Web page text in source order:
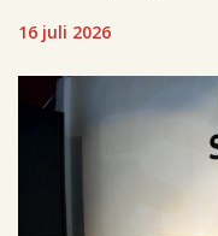
16 juli 2026